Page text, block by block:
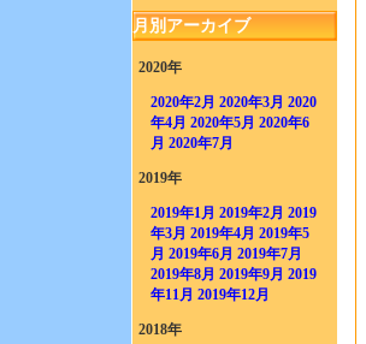
月別アーカイブ
2020年
2020年2月 2020年3月 2020
年4月 2020年5月 2020年6
月 2020年7月
2019年
2019年1月 2019年2月 2019
年3月 2019年4月 2019年5
月 2019年6月 2019年7月
2019年8月 2019年9月 2019
年11月 2019年12月
2018年